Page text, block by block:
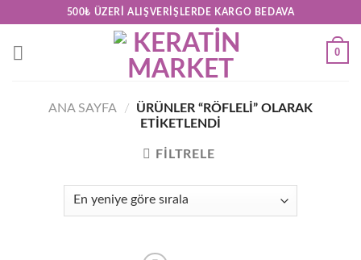
content
500₺ ÜZERI ALIŞVERIŞLERDE KARGO BEDAVA
0
ANA SAYFA /
ÜRÜNLER “RÖFLELI” OLARAK
ETIKETLENDI
FILTRELE